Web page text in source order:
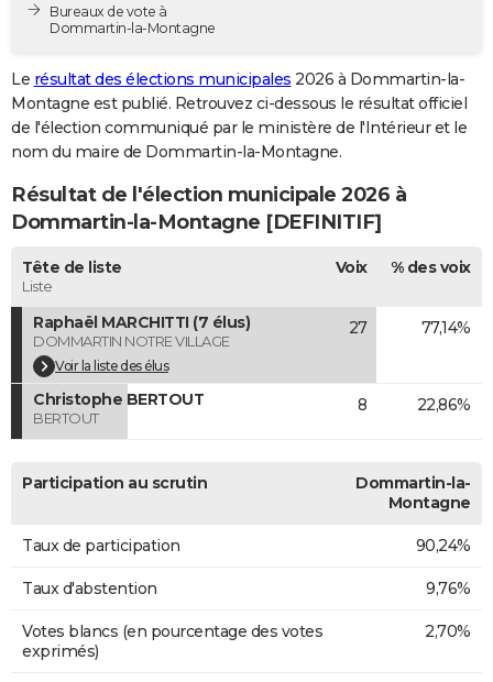
Destinations
City break
Voyage nature
Voyage de noces
Forum
PHOTO
GUIDES D'ACHAT
BONS PLANS
CARTE DE VOEUX
Carte de Noël
Carte Bonne année
Carte Saint-Valentin
Carte Pâques
Carte d'anniversaire
DICTIONNAIRE
COPAINS D'AVANT
S'inscrire
Se connecter
Lycées
Collèges
Primaires
Universités
Entreprises
Service militaire
Avis de recherche
AVIS DE DÉCÈS
FORUM
Bricolage
Lifestyle
Culture
Sport
Auto
Television
Voyage
Cinema
Bureaux de vote à
Dommartin-la-Montagne
Le résultat des élections municipales 2026 à Dommartin-la-
Montagne est publié. Retrouvez ci-dessous le résultat officiel
de l'élection communiqué par le ministère de l'Intérieur et le
nom du maire de Dommartin-la-Montagne.
Résultat de l'élection municipale 2026 à
Dommartin-la-Montagne [DEFINITIF]
Tête de liste
Liste
Voix % des voix
Raphaël MARCHITTI (7 élus)
DOMMARTIN NOTRE VILLAGE
Voir la liste des élus
27 77,14%
Christophe BERTOUT
BERTOUT
8 22,86%
Participation au scrutin
Dommartin-la-
Montagne
Taux de participation 90,24%
Taux d'abstention 9,76%
Votes blancs (en pourcentage des votes
exprimés)
2,70%